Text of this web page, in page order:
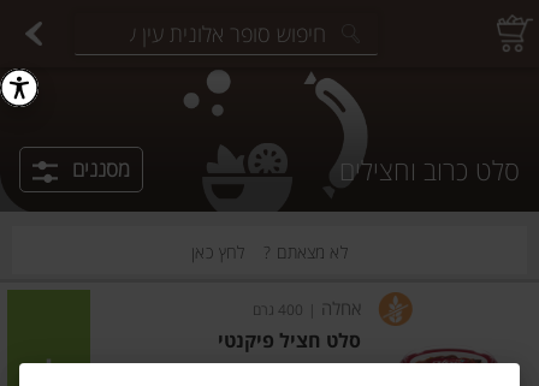
סלט כרוב וחצילים מסננים
לא מצאתם ? לחץ כאן
אחלה 400 גרם
סלט חציל פיקנטי